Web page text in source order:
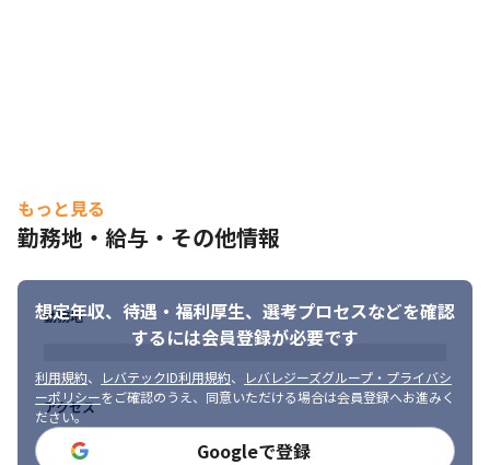
もっと見る
勤務地・給与・その他情報
想定年収、待遇・福利厚生、 選考プロセスなどを確認
するには会員登録が必要です
利用規約、 レバテックID利用規約、
レバレジーズグループ・プライバシ
ーポリシーをご確認のうえ、同意いただける場合は会員登録へお進みく
ださい。
Googleで登録
勤務地
アクセス